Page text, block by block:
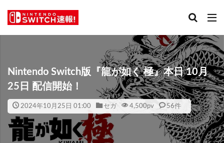
Nintendo Switch版『龍が如く 極』本日 10月
25日 配信開始！
2024年10月25日 01:00 セガ 4,500pv 56件